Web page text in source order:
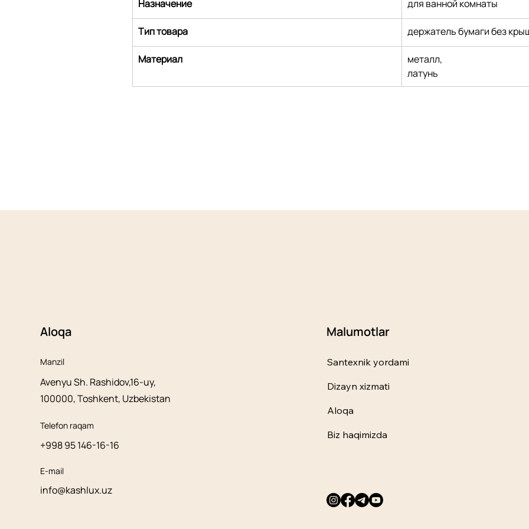
Назначение для ванной комнаты
Тип товара держатель бумаги без
Материал
металл,
латунь
Aloqa
Manzil
Avenyu Sh. Rashidov,16-uy,
100000, Toshkent, Uzbekistan
Telefon raqam
+998 95 146-16-16
E-mail
info@kashlux.uz
Malumotlar
Santexnik yordami
Dizayn xizmati
Aloqa
Biz haqimizda